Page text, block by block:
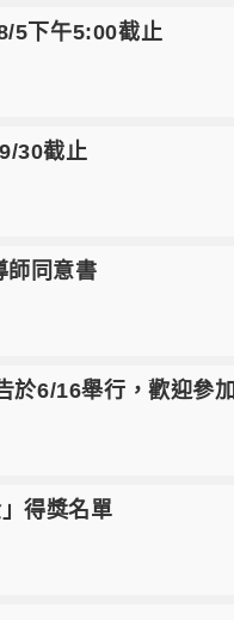
5下午5:00截止
30截止
師同意書
於6/16舉行，歡迎參加
得獎名單